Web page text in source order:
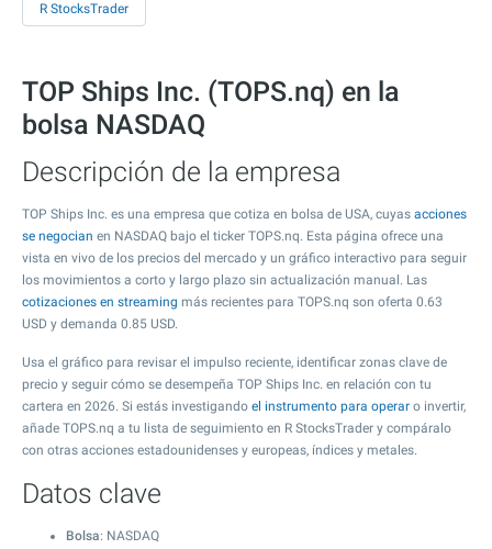
R StocksTrader
TOP Ships Inc. (TOPS.nq) en la
bolsa NASDAQ
Descripción de la empresa
TOP Ships Inc. es una empresa que cotiza en bolsa de USA, cuyas acciones
se negocian en NASDAQ bajo el ticker TOPS.nq. Esta página ofrece una
vista en vivo de los precios del mercado y un gráfico interactivo para seguir
los movimientos a corto y largo plazo sin actualización manual. Las
cotizaciones en streaming más recientes para TOPS.nq son oferta 0.63
USD y demanda 0.85 USD.
Usa el gráfico para revisar el impulso reciente, identificar zonas clave de
precio y seguir cómo se desempeña TOP Ships Inc. en relación con tu
cartera en 2026. Si estás investigando el instrumento para operar o invertir,
añade TOPS.nq a tu lista de seguimiento en R StocksTrader y compáralo
con otras acciones estadounidenses y europeas, índices y metales.
Datos clave
Bolsa: NASDAQ